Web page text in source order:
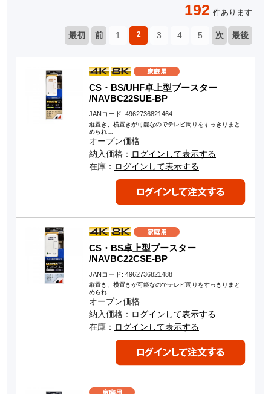
192 件あります
最初 前 1 2 3 4 5 次 最後
CS・BS/UHF卓上型ブースター
/NAVBC22SUE-BP
JANコード: 4962736821464
縦置き、横置きが可能なのでテレビ周りをすっきりまと
められ…
オープン価格
納入価格： ログインして表示する
在庫： ログインして表示する
CS・BS卓上型ブースター
/NAVBC22CSE-BP
JANコード: 4962736821488
縦置き、横置きが可能なのでテレビ周りをすっきりまと
められ…
オープン価格
納入価格： ログインして表示する
在庫： ログインして表示する